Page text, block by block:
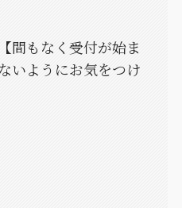
間もなく受付が始ま
いようにお気をつけ